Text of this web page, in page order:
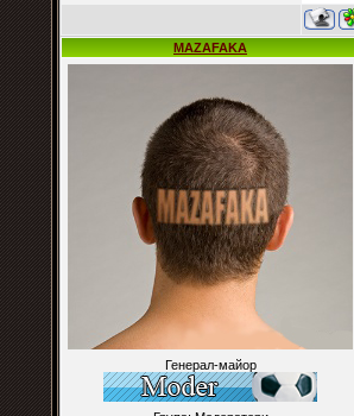
MAZAFAKA
Генерал-майор